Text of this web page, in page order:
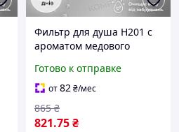
Фильтр для душа H201 с
ароматом медового
(5шт)
Готово к отправке
от82₴/мес
821.75₴
865 ₴